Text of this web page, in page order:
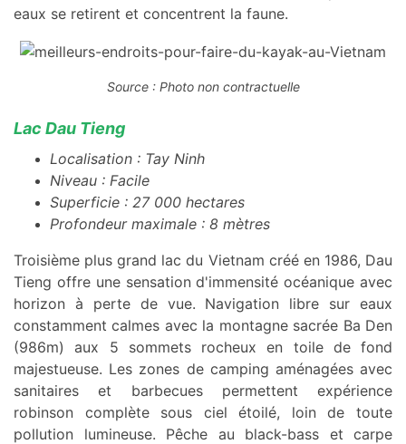
eaux se retirent et concentrent la faune.
Source : Photo non contractuelle
Lac Dau Tieng
Localisation : Tay Ninh
Niveau : Facile
Superficie : 27 000 hectares
Profondeur maximale : 8 mètres
Troisième plus grand lac du Vietnam créé en 1986, Dau
Tieng offre une sensation d'immensité océanique avec
horizon à perte de vue. Navigation libre sur eaux
constamment calmes avec la montagne sacrée Ba Den
(986m) aux 5 sommets rocheux en toile de fond
majestueuse. Les zones de camping aménagées avec
sanitaires et barbecues permettent expérience
robinson complète sous ciel étoilé, loin de toute
pollution lumineuse. Pêche au black-bass et carpe